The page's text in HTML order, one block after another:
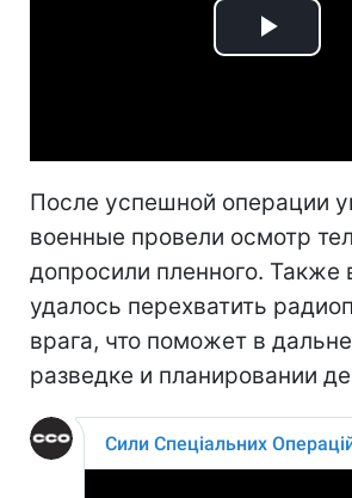
Play
После успешной операции
военные провели осмотр
допросили пленного. Также
удалось перехватить
врага, что поможет в
разведке и планировании